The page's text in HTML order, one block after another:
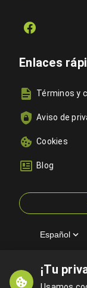
¡Tu
Enlaces
Términos y
Aviso de
Cookies
Blog
Español